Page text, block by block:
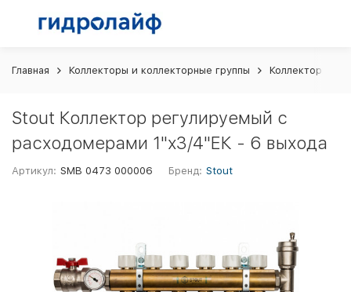
Главная Коллекторы и коллекторные группы Коллекторы
Stout Коллектор регулируемый с
расходомерами 1"х3/4"ЕК - 6 выхода
Артикул: SMB 0473 000006 Бренд: Stout